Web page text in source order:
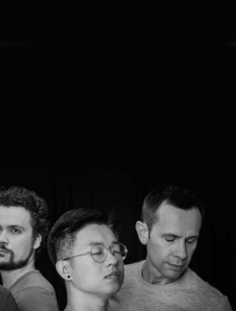
avec vous
de l’Opéra de